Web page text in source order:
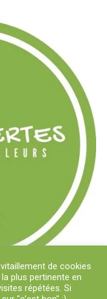
de cookies
plus pertinente en
répétées. Si